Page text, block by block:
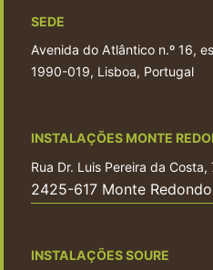
SEDE
Avenida do Atlântico n.º 16,
1990-019, Lisboa, Portugal
INSTALAÇÕES MONTE
Rua Dr. Luis Pereira da Costa,
2425-617 Monte
INSTALAÇÕES SOURE